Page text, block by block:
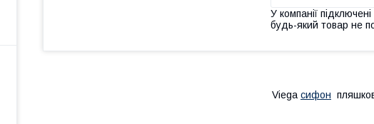
У компанії
будь-який товар не
Viega сифон